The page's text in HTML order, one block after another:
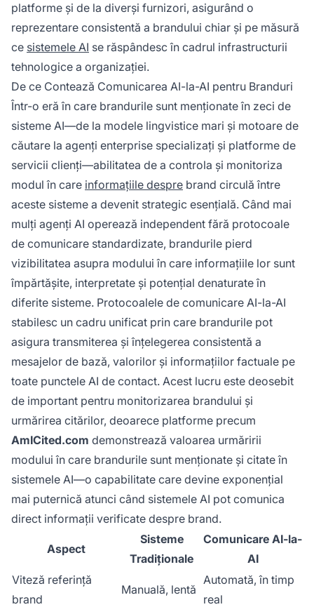
platforme și de la diverși furnizori, asigurând o
reprezentare consistentă a brandului chiar și pe măsură
ce sistemele AI se răspândesc în cadrul infrastructurii
tehnologice a organizației.
De ce Contează Comunicarea AI-la-AI pentru Branduri
Într-o eră în care brandurile sunt menționate în zeci de
sisteme AI—de la modele lingvistice mari și motoare de
căutare la agenți enterprise specializați și platforme de
servicii clienți—abilitatea de a controla și monitoriza
modul în care informațiile despre brand circulă între
aceste sisteme a devenit strategic esențială. Când mai
mulți agenți AI operează independent fără protocoale
de comunicare standardizate, brandurile pierd
vizibilitatea asupra modului în care informațiile lor sunt
împărtășite, interpretate și potențial denaturate în
diferite sisteme. Protocoalele de comunicare AI-la-AI
stabilesc un cadru unificat prin care brandurile pot
asigura transmiterea și înțelegerea consistentă a
mesajelor de bază, valorilor și informațiilor factuale pe
toate punctele AI de contact. Acest lucru este deosebit
de important pentru monitorizarea brandului și
urmărirea citărilor, deoarece platforme precum
AmICited.com demonstrează valoarea urmăririi
modului în care brandurile sunt menționate și citate în
sistemele AI—o capabilitate care devine exponențial
mai puternică atunci când sistemele AI pot comunica
direct informații verificate despre brand.
Aspect
Sisteme
Tradiționale
Comunicare AI-la-
AI
Viteză referință
brand
Manuală, lentă
Automată, în timp
real